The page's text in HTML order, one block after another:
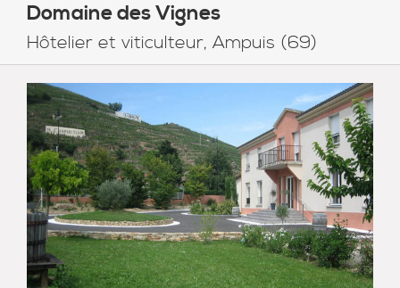
Domaine des Vignes
Hôtelier et viticulteur, Ampuis (69)